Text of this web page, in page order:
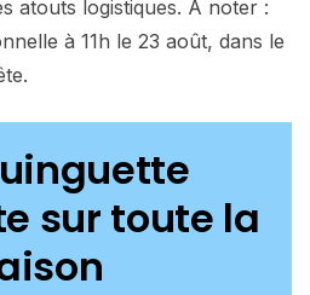
atouts logistiques. À noter :
à 11h le 23 août, dans le
sur toute la